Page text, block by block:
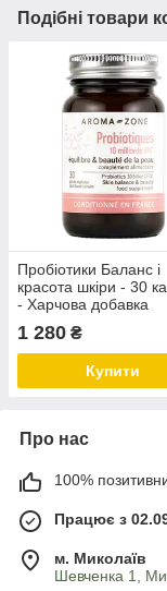
Подібні товари
Пробіотики Баланс і
красота шкіри - 30
- Харчова добавка
1 280 ₴
Купити
Про нас
100%
Працює з
м. Миколаїв
Шевченка 1,